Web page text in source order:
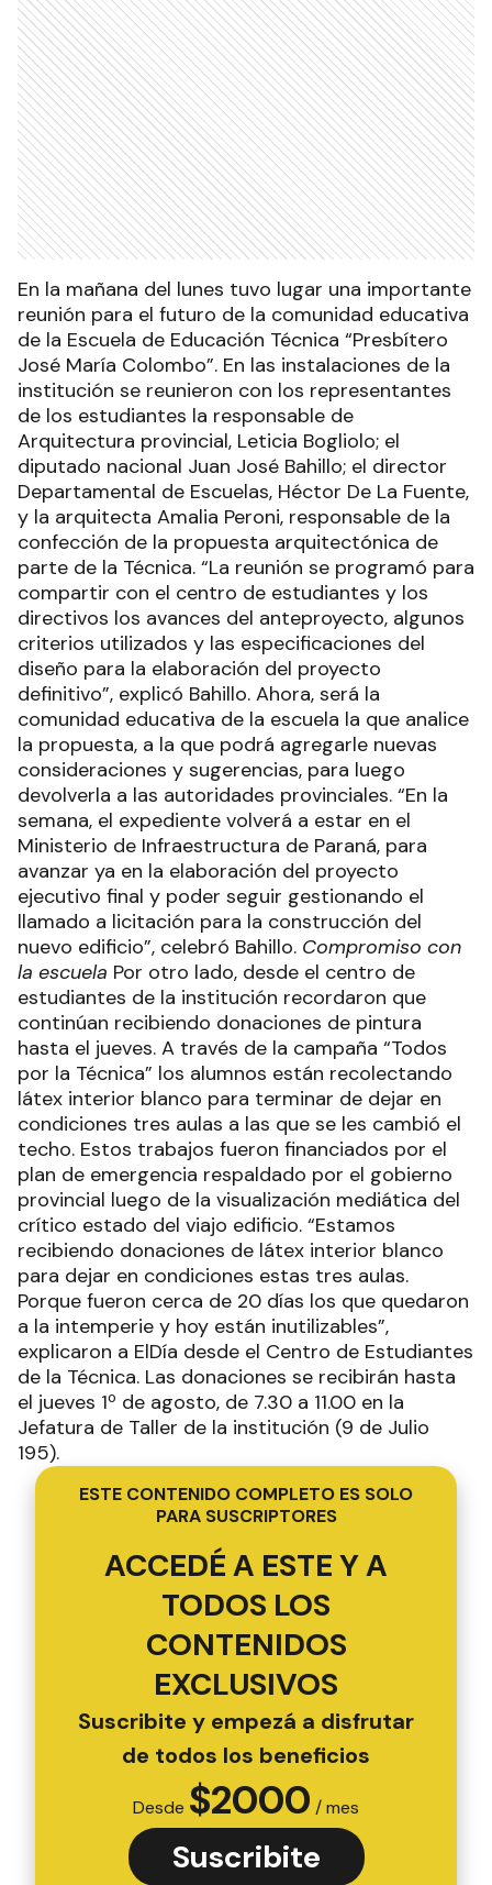
En la mañana del lunes tuvo lugar una importante
reunión para el futuro de la comunidad educativa
de la Escuela de Educación Técnica “Presbítero
José María Colombo”. En las instalaciones de la
institución se reunieron con los representantes
de los estudiantes la responsable de
Arquitectura provincial, Leticia Bogliolo; el
diputado nacional Juan José Bahillo; el director
Departamental de Escuelas, Héctor De La Fuente,
y la arquitecta Amalia Peroni, responsable de la
confección de la propuesta arquitectónica de
parte de la Técnica. “La reunión se programó para
compartir con el centro de estudiantes y los
directivos los avances del anteproyecto, algunos
criterios utilizados y las especificaciones del
diseño para la elaboración del proyecto
definitivo”, explicó Bahillo. Ahora, será la
comunidad educativa de la escuela la que analice
la propuesta, a la que podrá agregarle nuevas
consideraciones y sugerencias, para luego
devolverla a las autoridades provinciales. “En la
semana, el expediente volverá a estar en el
Ministerio de Infraestructura de Paraná, para
avanzar ya en la elaboración del proyecto
ejecutivo final y poder seguir gestionando el
llamado a licitación para la construcción del
nuevo edificio”, celebró Bahillo. Compromiso con
la escuela Por otro lado, desde el centro de
estudiantes de la institución recordaron que
continúan recibiendo donaciones de pintura
hasta el jueves. A través de la campaña “Todos
por la Técnica” los alumnos están recolectando
látex interior blanco para terminar de dejar en
condiciones tres aulas a las que se les cambió el
techo. Estos trabajos fueron financiados por el
plan de emergencia respaldado por el gobierno
provincial luego de la visualización mediática del
crítico estado del viajo edificio. “Estamos
recibiendo donaciones de látex interior blanco
para dejar en condiciones estas tres aulas.
Porque fueron cerca de 20 días los que quedaron
a la intemperie y hoy están inutilizables”,
explicaron a ElDía desde el Centro de Estudiantes
de la Técnica. Las donaciones se recibirán hasta
el jueves 1º de agosto, de 7.30 a 11.00 en la
Jefatura de Taller de la institución (9 de Julio
195).
ESTE CONTENIDO COMPLETO ES SOLO
PARA SUSCRIPTORES
ACCEDÉ A ESTE Y A
TODOS LOS
CONTENIDOS
EXCLUSIVOS
Suscribite y empezá a disfrutar
de todos los beneficios
Desde $2000 / mes
Suscribite